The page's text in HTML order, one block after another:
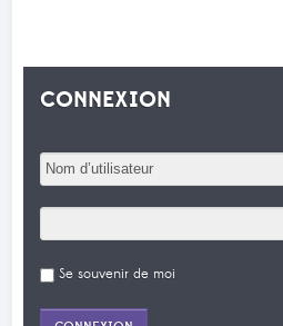
CONNEXION
Se souvenir de moi